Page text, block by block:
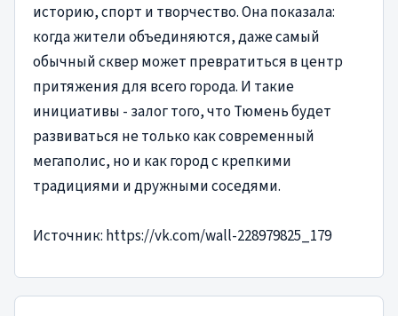
историю, спорт и творчество. Она показала:
когда жители объединяются, даже самый
обычный сквер может превратиться в центр
притяжения для всего города. И такие
инициативы - залог того, что Тюмень будет
развиваться не только как современный
мегаполис, но и как город с крепкими
традициями и дружными соседями.
Источник: https://vk.com/wall-228979825_179